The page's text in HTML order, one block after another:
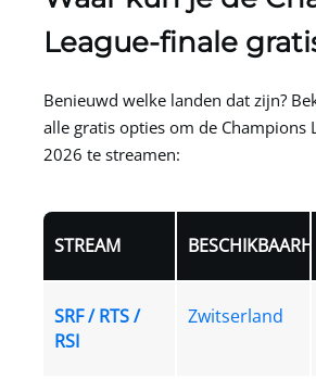
League-finale
Benieuwd welke landen dat zijn?
alle gratis opties om de Champions
2026 te streamen:
STREAM
SRF / RTS /
RSI
Zwitserland